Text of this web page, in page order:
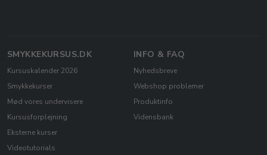
SMYKKEKURSUS.DK
Kursuskalender 2026
Smykkekurser
Mød vores undervisere
Kursusforplejning
Eksterne kurser
Videotutorials
INFO & FAQ
Nyhedsbreve
Webshop problemer
Produktinfo
Vidensbank